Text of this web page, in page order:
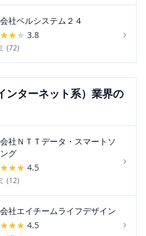
社ベルシステム２４
★★★ 3.8
(72)
›
ターネット系） 業界の
社ＮＴＴデータ・スマートソ
グ
★★★ 4.5
(12)
›
社エイチームライフデザイン
★★★ 4.5 ›